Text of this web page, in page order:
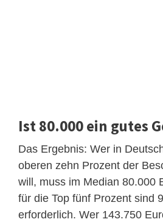
Ist 80.000 ein gutes
Das Ergebnis: Wer in
oberen zehn Prozent der
will, muss im Median 80.000
für die Top fünf Prozent sind
erforderlich. Wer 143.750